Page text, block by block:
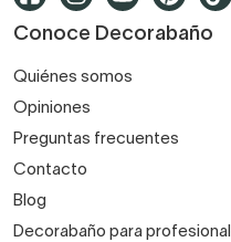
Conoce Decorabaño
Quiénes somos
Opiniones
Preguntas frecuentes
Contacto
Blog
Decorabaño para